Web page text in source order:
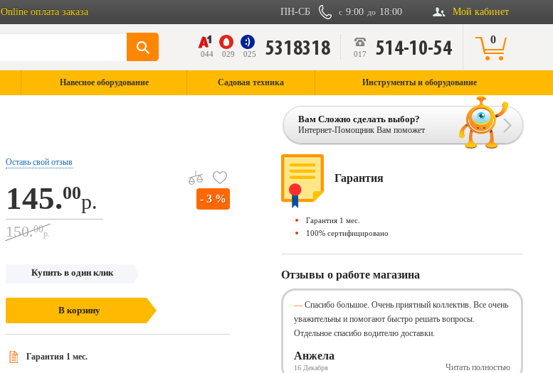
Online оплата заказа Мой кабинет
с 9:00 до 18:00
ПН-СБ
044 029 025 5318318 017 514-10-54 0
Навесное оборудование Садовая техника Инструменты и оборудование
Вам Сложно сделать выбор?
Интернет-Помощник Вам поможет
Оставь свой отзыв
- 3 %
145.00р.
150.00р.
Купить в один клик
В корзину
Гарантия 1 мес.
Гарантия
Гарантия 1 мес.
100% сертифицировано
Отзывы о работе магазина
Спасибо большое. Очень приятный коллектив. Все очень
уважительны и помогают быстро решать вопросы.
Отдельное спасибо водителю доставки.
Анжела
16 Декабря Читать полностью